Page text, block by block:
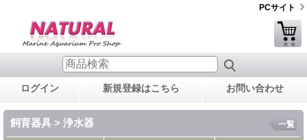
PCサイト
ログイン 新規登録はこちら お問い合わせ
飼育器具 > 浄水器 一覧